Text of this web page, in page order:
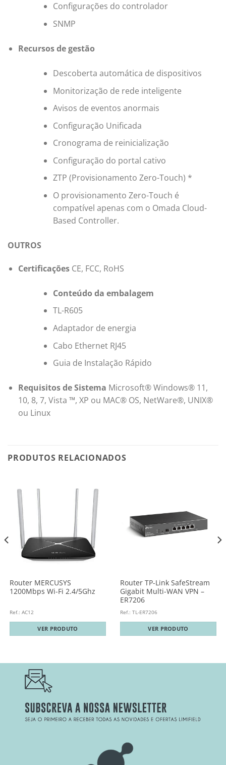
Configurações do controlador
SNMP
Recursos de gestão
Descoberta automática de dispositivos
Monitorização de rede inteligente
Avisos de eventos anormais
Configuração Unificada
Cronograma de reinicialização
Configuração do portal cativo
ZTP (Provisionamento Zero-Touch) *
O provisionamento Zero-Touch é
compatível apenas com o Omada Cloud-
Based Controller.
OUTROS
CertificaçõesCE, FCC, RoHS
Conteúdo da embalagem
TL-R605
Adaptador de energia
Cabo Ethernet RJ45
Guia de Instalação Rápido
Requisitos de Sistema Microsoft® Windows® 11,
10, 8, 7, Vista ™, XP ou MAC® OS, NetWare®, UNIX®
ou Linux
PRODUTOS RELACIONADOS
Router MERCUSYS
1200Mbps Wi-Fi 2.4/5Ghz
Ref.: AC12
VER PRODUTO
Router TP-Link SafeStream
Gigabit Multi-WAN VPN –
ER7206
Ref.: TL-ER7206
VER PRODUTO